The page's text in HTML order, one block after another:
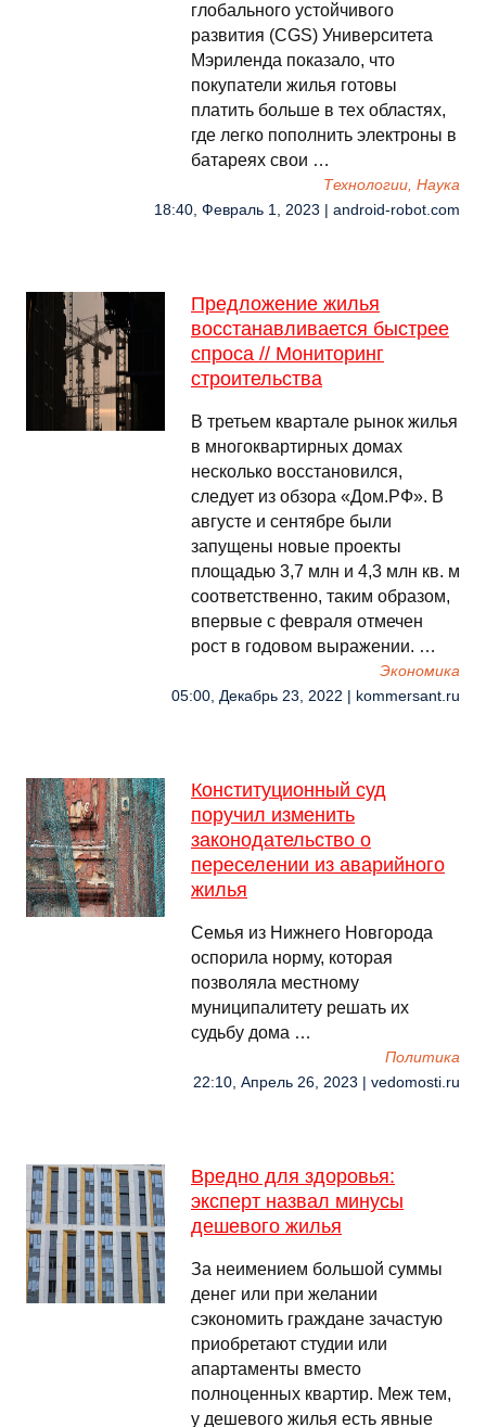
глобального устойчивого
развития (CGS) Университета
Мэриленда показало, что
покупатели жилья готовы
платить больше в тех областях,
где легко пополнить электроны в
батареях свои …
Технологии, Наука
18:40, Февраль 1, 2023 | android-robot.com
Предложение жилья
восстанавливается быстрее
спроса // Мониторинг
строительства
В третьем квартале рынок жилья
в многоквартирных домах
несколько восстановился,
следует из обзора «Дом.РФ». В
августе и сентябре были
запущены новые проекты
площадью 3,7 млн и 4,3 млн кв. м
соответственно, таким образом,
впервые с февраля отмечен
рост в годовом выражении. …
Экономика
05:00, Декабрь 23, 2022 | kommersant.ru
Конституционный суд
поручил изменить
законодательство о
переселении из аварийного
жилья
Семья из Нижнего Новгорода
оспорила норму, которая
позволяла местному
муниципалитету решать их
судьбу дома …
Политика
22:10, Апрель 26, 2023 | vedomosti.ru
Вредно для здоровья:
эксперт назвал минусы
дешевого жилья
За неимением большой суммы
денег или при желании
сэкономить граждане зачастую
приобретают студии или
апартаменты вместо
полноценных квартир. Меж тем,
у дешевого жилья есть явные